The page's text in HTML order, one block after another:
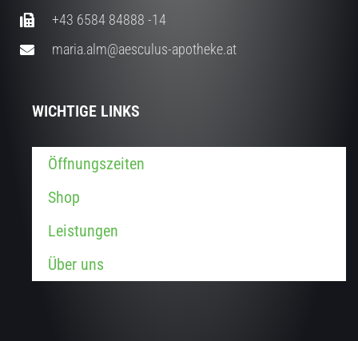
+43 6584 84888 -14
maria.alm@aesculus-apotheke.at
WICHTIGE LINKS
Öffnungszeiten
Shop
Leistungen
Über uns